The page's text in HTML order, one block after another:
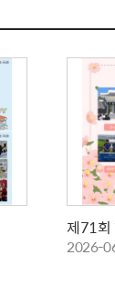
2026-